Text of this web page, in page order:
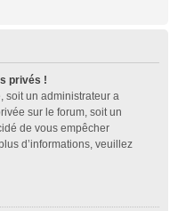
privés !
soit un administrateur a
sur le forum, soit un
de vous empêcher
d’informations, veuillez